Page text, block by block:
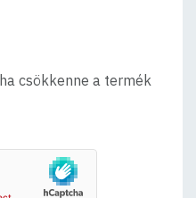
csökkenne a termék